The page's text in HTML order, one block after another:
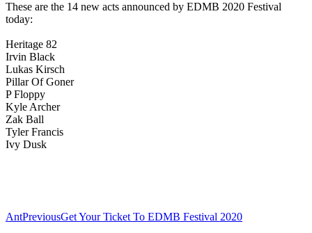
These are the 14 new acts announced by EDMB 2020 Festival
today:
Heritage 82
Irvin Black
Lukas Kirsch
Pillar Of Goner
P Floppy
Kyle Archer
Zak Ball
Tyler Francis
Ivy Dusk
AntPreviousGet Your Ticket To EDMB Festival 2020